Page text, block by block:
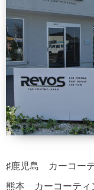
♯鹿児島 カーコー
熊本 カーコーティ